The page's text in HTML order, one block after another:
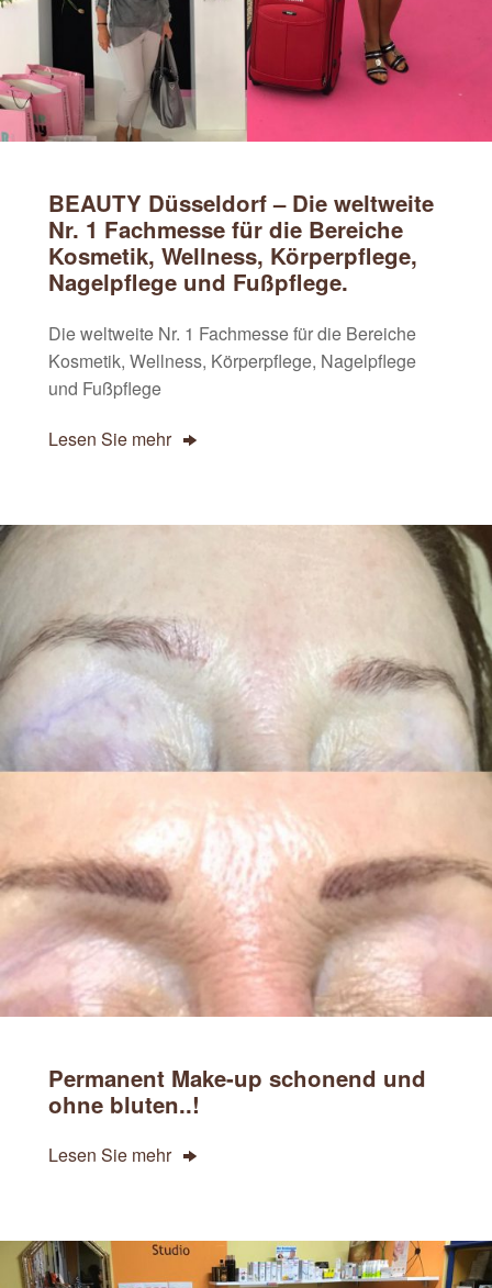
BEAUTY Düsseldorf – Die weltweite
Nr. 1 Fachmesse für die Bereiche
Kosmetik, Wellness, Körperpflege,
Nagelpflege und Fußpflege.
Die weltweite Nr. 1 Fachmesse für die Bereiche
Kosmetik, Wellness, Körperpflege, Nagelpflege
und Fußpflege
Lesen Sie mehr
Permanent Make-up schonend und
ohne bluten..!
Lesen Sie mehr